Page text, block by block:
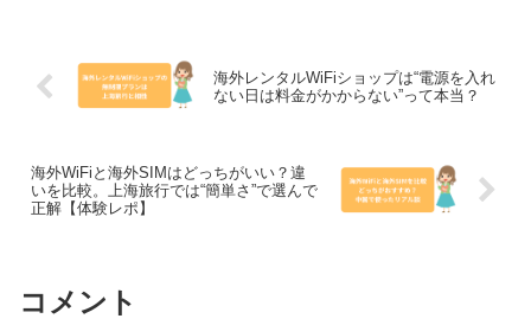
海外レンタルWiFiショップは“電源を入れ
ない日は料金がかからない”って本当？
海外WiFiと海外SIMはどっちがいい？違
いを比較。上海旅行では“簡単さ”で選んで
正解【体験レポ】
コメント